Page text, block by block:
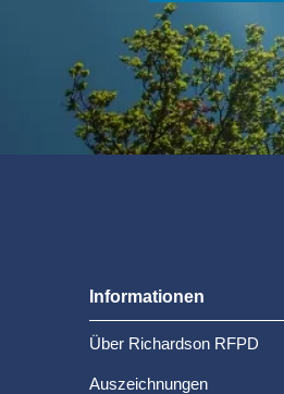
Informationen
Über Richardson RFPD
Auszeichnungen